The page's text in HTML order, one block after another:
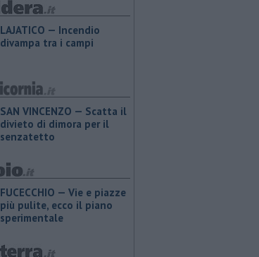
LAJATICO — Incendio
divampa tra i campi
SAN VINCENZO — Scatta il
divieto di dimora per il
senzatetto
FUCECCHIO — Vie e piazze
più pulite, ecco il piano
sperimentale